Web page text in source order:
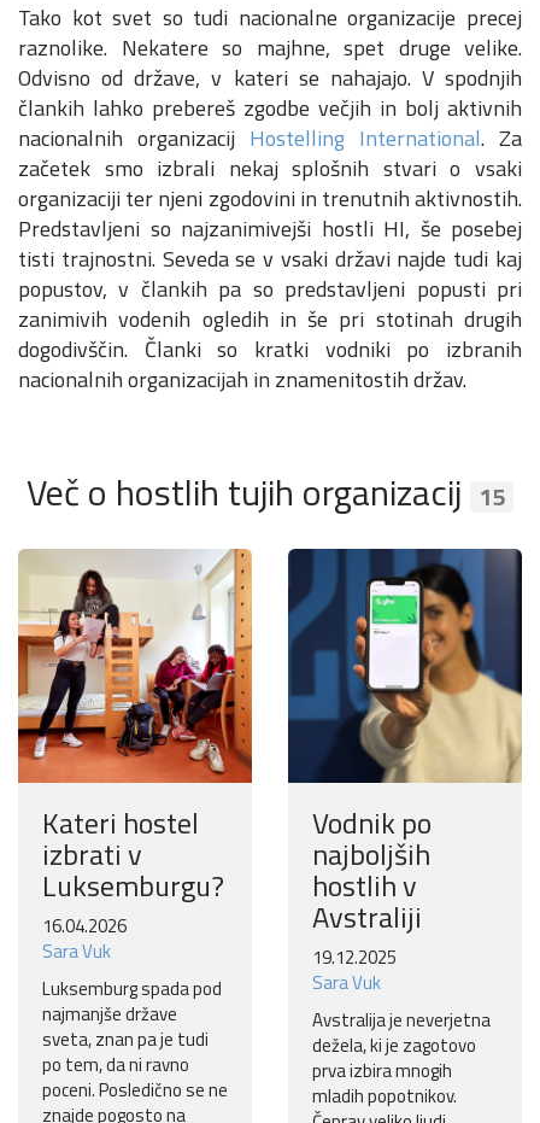
Tako kot svet so tudi nacionalne organizacije precej
raznolike. Nekatere so majhne, spet druge velike.
Odvisno od države, v kateri se nahajajo. V spodnjih
člankih lahko prebereš zgodbe večjih in bolj aktivnih
nacionalnih organizacij Hostelling International. Za
začetek smo izbrali nekaj splošnih stvari o vsaki
organizaciji ter njeni zgodovini in trenutnih aktivnostih.
Predstavljeni so najzanimivejši hostli HI, še posebej
tisti trajnostni. Seveda se v vsaki državi najde tudi kaj
popustov, v člankih pa so predstavljeni popusti pri
zanimivih vodenih ogledih in še pri stotinah drugih
dogodivščin. Članki so kratki vodniki po izbranih
nacionalnih organizacijah in znamenitostih držav.
Več o hostlih tujih organizacij 15
Kateri hostel
izbrati v
Luksemburgu?
16.04.2026
Sara Vuk
Luksemburg spada pod
najmanjše države
sveta, znan pa je tudi
po tem, da ni ravno
poceni. Posledično se ne
znajde pogosto na
Vodnik po
najboljših
hostlih v
Avstraliji
19.12.2025
Sara Vuk
Avstralija je neverjetna
dežela, ki je zagotovo
prva izbira mnogih
mladih popotnikov.